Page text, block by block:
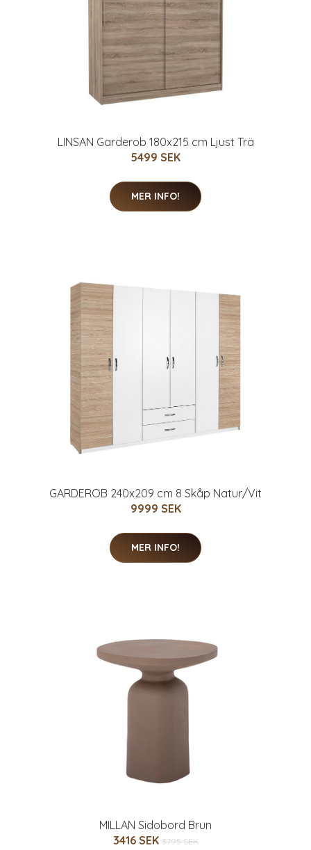
LINSAN Garderob 180x215 cm Ljust Trä
5499 SEK
MER INFO!
GARDEROB 240x209 cm 8 Skåp Natur/Vit
9999 SEK
MER INFO!
MILLAN Sidobord Brun
3416 SEK 3795 SEK